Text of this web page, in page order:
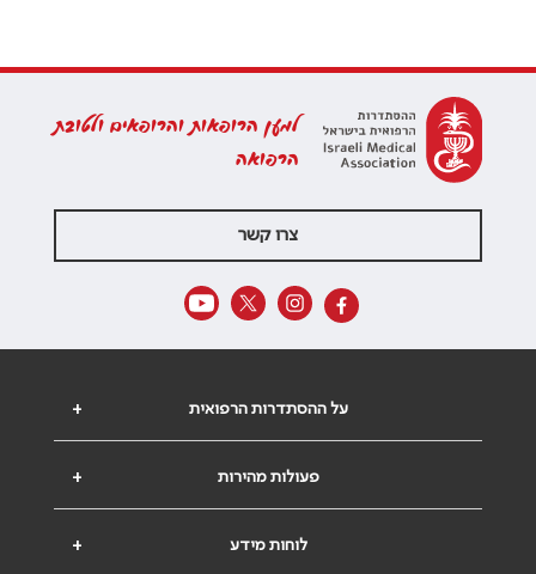
למען הרופאות והרופאים ולטובת
הרפואה
צרו קשר
+ על ההסתדרות הרפואית
+ פעולות מהירות
+ לוחות מידע